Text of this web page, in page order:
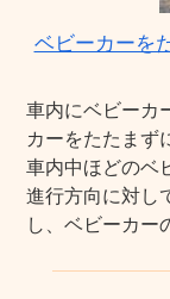
ベビーカーを
車内にベビーカ
カーをたたまず
車内中ほどのベ
進行方向に対し
し、ベビーカー